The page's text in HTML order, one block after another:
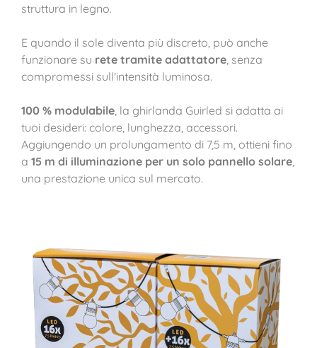
struttura in legno.
E quando il sole diventa più discreto, può anche
funzionare su rete tramite adattatore , senza
compromessi sull'intensità luminosa.
100 % modulabile , la ghirlanda Guirled si adatta ai
tuoi desideri: colore, lunghezza, accessori.
Aggiungendo un prolungamento di 7,5 m, ottieni fino
a 15 m di illuminazione per un solo pannello solare
una prestazione unica sul mercato.